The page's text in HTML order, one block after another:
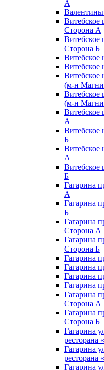
А
Витебское
Сторона А
Витебское
Сторона Б
Витебское
Витебское
Витебское
(м-н
Витебское
(м-н
Витебское
А
Витебское
Б
Витебское
А
Витебское
Б
Гагарина
А
Гагарина
Б
Гагарина
Сторона А
Гагарина
Сторона Б
Гагарина
Гагарина
Гагарина
Гагарина
Гагарина
Сторона А
Гагарина
Сторона Б
Гагарина
ресторана
Гагарина
ресторана
Гагарина